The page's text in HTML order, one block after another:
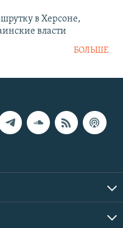
в Херсоне,
власти
БОЛЬШЕ